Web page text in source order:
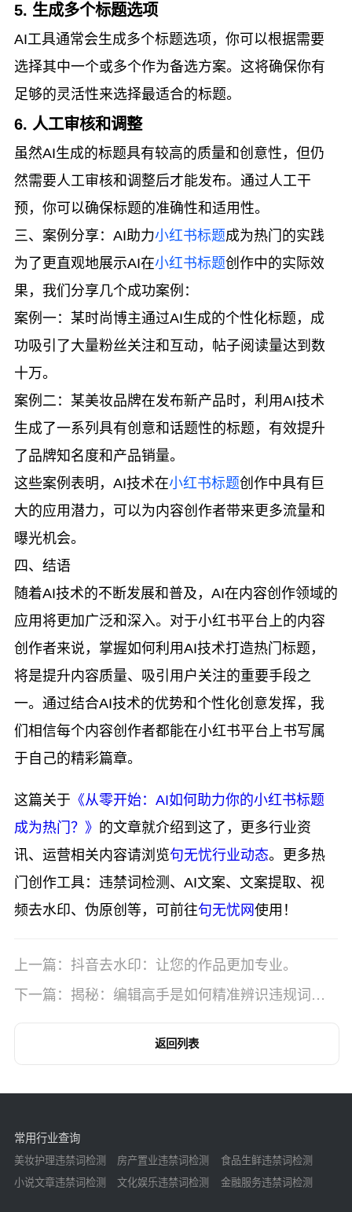
5. 生成多个标题选项
AI工具通常会生成多个标题选项，你可以根据需要
选择其中一个或多个作为备选方案。这将确保你有
足够的灵活性来选择最适合的标题。
6. 人工审核和调整
虽然AI生成的标题具有较高的质量和创意性，但仍
然需要人工审核和调整后才能发布。通过人工干
预，你可以确保标题的准确性和适用性。
三、案例分享：AI助力小红书标题成为热门的实践
为了更直观地展示AI在小红书标题创作中的实际效
果，我们分享几个成功案例：
案例一：某时尚博主通过AI生成的个性化标题，成
功吸引了大量粉丝关注和互动，帖子阅读量达到数
十万。
案例二：某美妆品牌在发布新产品时，利用AI技术
生成了一系列具有创意和话题性的标题，有效提升
了品牌知名度和产品销量。
这些案例表明，AI技术在小红书标题创作中具有巨
大的应用潜力，可以为内容创作者带来更多流量和
曝光机会。
四、结语
随着AI技术的不断发展和普及，AI在内容创作领域的
应用将更加广泛和深入。对于小红书平台上的内容
创作者来说，掌握如何利用AI技术打造热门标题，
将是提升内容质量、吸引用户关注的重要手段之
一。通过结合AI技术的优势和个性化创意发挥，我
们相信每个内容创作者都能在小红书平台上书写属
于自己的精彩篇章。
这篇关于 《从零开始：AI如何助力你的小红书标题
成为热门？》 的文章就介绍到这了，更多行业资
讯、运营相关内容请浏览句无忧行业动态。更多热
门创作工具：违禁词检测、AI文案、文案提取、视
频去水印、伪原创等，可前往句无忧网使用！
上一篇：抖音去水印：让您的作品更加专业。
下一篇：揭秘：编辑高手是如何精准辨识违规词
返回列表
常用行业查询
美妆护理违禁词检测 房产置业违禁词检测
食品生鲜违禁词检测
小说文章违禁词检测
文化娱乐违禁词检测 金融服务违禁词检测